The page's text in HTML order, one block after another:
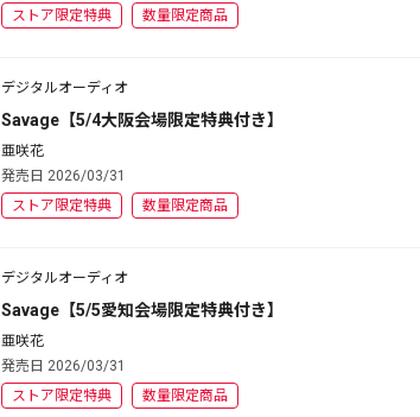
ストア限定特典
数量限定商品
デジタルオーディオ
Savage【5/4大阪会場限定特典付き】
亜咲花
発売日 2026/03/31
ストア限定特典
数量限定商品
デジタルオーディオ
Savage【5/5愛知会場限定特典付き】
亜咲花
発売日 2026/03/31
ストア限定特典
数量限定商品